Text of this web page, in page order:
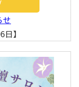
せ
】